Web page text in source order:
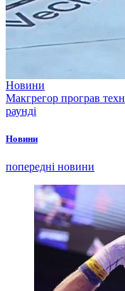
Новини
Макгрегор програв
раунді
Новини
попередні новини